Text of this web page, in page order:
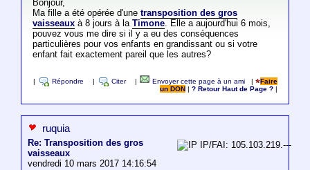
Bonjour,
Ma fille a été opérée d'une transposition des gros
vaisseauxà 8 jours à la Timone. Elle a aujourd'hui 6 mois,
pouvez vous me dire si il y a eu des conséquences
particulières pour vos enfants en grandissant ou si votre
enfant fait exactement pareil que les autres?
Répondre Citer Envoyer cette page à un ami |
Faire
un DON
|? Retour Haut de Page ?
ruquia
Re: Transposition des gros
vaisseaux
vendredi 10 mars 2017 14:16:54
IP/FAI: 105.103.219.---